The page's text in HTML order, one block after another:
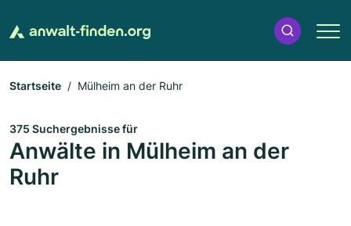
Startseite Mülheim an der Ruhr
375 Suchergebnisse für
Anwälte in Mülheim an der
Ruhr